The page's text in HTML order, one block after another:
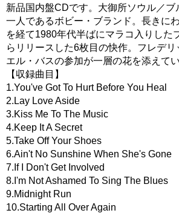
新品国内盤CDです。大御所ソウル／
一人であるボビー・ブランド。長きに
を経て1980年代半ばにマラコ入りした
らリリースした6枚目の快作。フレデリ
エル・バスの参加が一層の花を添えて
【収録曲目】
1.You've Got To Hurt Before You Heal
2.Lay Love Aside
3.Kiss Me To The Music
4.Keep It A Secret
5.Take Off Your Shoes
6.Ain't No Sunshine When She's Gone
7.If I Don't Get Involved
8.I'm Not Ashamed To Sing The Blues
9.Midnight Run
10.Starting All Over Again